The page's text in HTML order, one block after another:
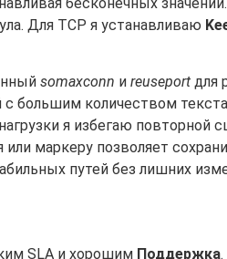
Для TCP я устанавливаю
somaxconn и reuseport для
большим количеством
я избегаю повторной
маркеру позволяет
путей без лишних
SLA и хорошим Поддержка